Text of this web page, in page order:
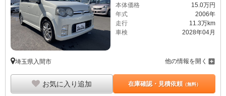
本体価格
15.0万円
年式
2006年
走行
11.3万km
車検
2028年04月
埼玉県入間市 他の情報を開く
お気に入り追加 在庫確認・見積依頼（無料）